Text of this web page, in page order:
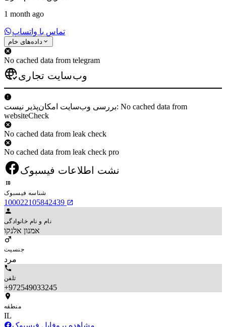
1 month ago
تماس با واتساپ
داده‌های خام
No cached data from telegram
وب‌سایت تجاری
بررسی وب‌سایت امکان‌پذیر نیست: No cached data from
websiteCheck
No cached data from leak check
No cached data from leak check pro
نشت اطلاعات فیسبوک
شناسه فیسبوک
100022105842439
نام و نام خانوادگی
אמנון אלנקו
جنسیت
مرد
تلفن
+972549033245
منطقه
IL
مشاهده پروفایل فیسبوک